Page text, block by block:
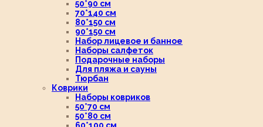
50*90 см
70*140 см
80*150 см
90*150 см
Набор лицевое и банное
Наборы салфеток
Подарочные наборы
Для пляжа и сауны
Тюрбан
Коврики
Наборы ковриков
50*70 см
50*80 см
60*100 см